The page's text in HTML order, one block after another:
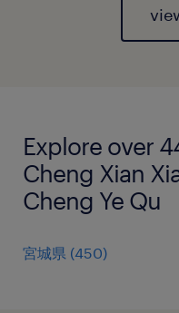
Explore over
Cheng Xian
Cheng Ye Qu
宮城県 (450)